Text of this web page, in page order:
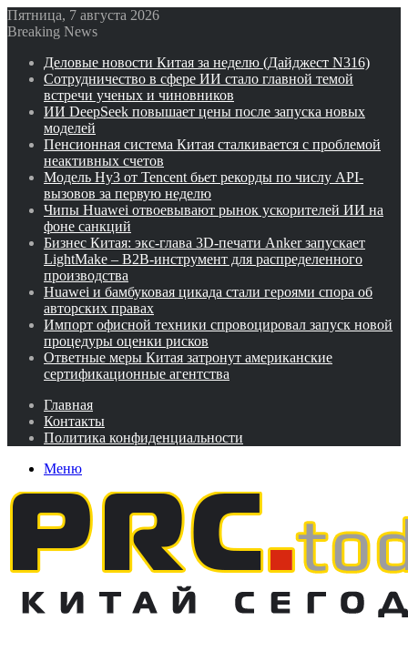
Пятница, 7 августа 2026
Breaking News
Деловые новости Китая за неделю (Дайджест N316)
Сотрудничество в сфере ИИ стало главной темой
встречи ученых и чиновников
ИИ DeepSeek повышает цены после запуска новых
моделей
Пенсионная система Китая сталкивается с проблемой
неактивных счетов
Модель Hy3 от Tencent бьет рекорды по числу API-
вызовов за первую неделю
Чипы Huawei отвоевывают рынок ускорителей ИИ на
фоне санкций
Бизнес Китая: экс-глава 3D-печати Anker запускает
LightMake – B2B-инструмент для распределенного
производства
Huawei и бамбуковая цикада стали героями спора об
авторских правах
Импорт офисной техники спровоцировал запуск новой
процедуры оценки рисков
Ответные меры Китая затронут американские
сертификационные агентства
Главная
Контакты
Политика конфиденциальности
Меню